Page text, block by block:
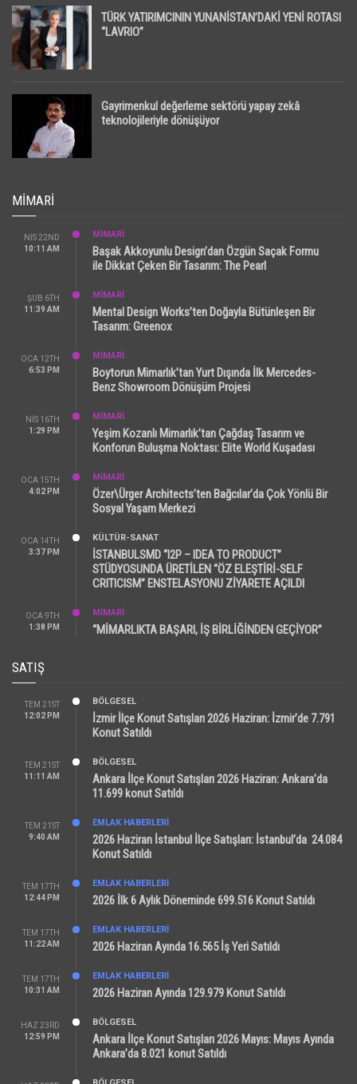
TÜRK YATIRIMCININ YUNANİSTAN’DAKİ YENİ ROTASI
“LAVRIO”
Gayrimenkul değerleme sektörü yapay zekâ
teknolojileriyle dönüşüyor
MIMARI
NIS 22ND
10:11 AM
MİMARİ
Başak Akkoyunlu Design’dan Özgün Saçak Formu
ile Dikkat Çeken Bir Tasarım: The Pearl
ŞUB 6TH
11:39 AM
MİMARİ
Mental Design Works’ten Doğayla Bütünleşen Bir
Tasarım: Greenox
OCA 12TH
6:53 PM
MİMARİ
Boytorun Mimarlık’tan Yurt Dışında İlk Mercedes-
Benz Showroom Dönüşüm Projesi
NIS 16TH
1:29 PM
MİMARİ
Yeşim Kozanlı Mimarlık’tan Çağdaş Tasarım ve
Konforun Buluşma Noktası: Elite World Kuşadası
OCA 15TH
4:02 PM
MİMARİ
Özer\Ürger Architects’ten Bağcılar’da Çok Yönlü Bir
Sosyal Yaşam Merkezi
OCA 14TH
3:37 PM
KÜLTÜR-SANAT
İSTANBULSMD “I2P – IDEA TO PRODUCT”
STÜDYOSUNDA ÜRETİLEN “ÖZ ELEŞTİRİ-SELF
CRITICISM” ENSTELASYONU ZİYARETE AÇILDI
OCA 9TH
1:38 PM
MİMARİ
“MİMARLIKTA BAŞARI, İŞ BİRLİĞİNDEN GEÇİYOR”
SATIŞ
TEM 21ST
12:02 PM
BÖLGESEL
İzmir İlçe Konut Satışları 2026 Haziran: İzmir’de 7.791
Konut Satıldı
TEM 21ST
11:11 AM
BÖLGESEL
Ankara İlçe Konut Satışları 2026 Haziran: Ankara’da
11.699 konut Satıldı
TEM 21ST
9:40 AM
EMLAK HABERLERI
2026 Haziran İstanbul İlçe Satışları: İstanbul’da 24.084
Konut Satıldı
TEM 17TH
12:44 PM
EMLAK HABERLERI
2026 İlk 6 Aylık Döneminde 699.516 Konut Satıldı
TEM 17TH
11:22 AM
EMLAK HABERLERI
2026 Haziran Ayında 16.565 İş Yeri Satıldı
TEM 17TH
10:31 AM
EMLAK HABERLERI
2026 Haziran Ayında 129.979 Konut Satıldı
HAZ 23RD
12:59 PM
BÖLGESEL
Ankara İlçe Konut Satışları 2026 Mayıs: Mayıs Ayında
Ankara’da 8.021 konut Satıldı